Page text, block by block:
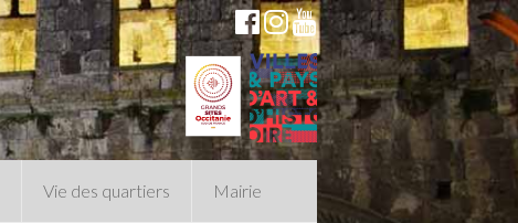
Vie des quartiers Mairie